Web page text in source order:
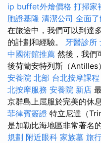
ip buffet外燴價格 打掃家
胞證基隆 清潔公司 全面
在旅途中，我們可以到達
的計劃和經驗。 牙醫診所
中國術館推薦 然後，我們
後荷蘭安特列斯（Antilles
安養院 北部 台北按摩課程
北按摩服務 安養院 新店
京群島上屈服於完美的休
菲律賓簽證 特立尼達（
是加勒比海地區非常著名
規劃 附近眼科 家族墓 旅